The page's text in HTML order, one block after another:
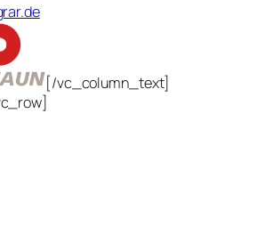
[/vc_column_text]